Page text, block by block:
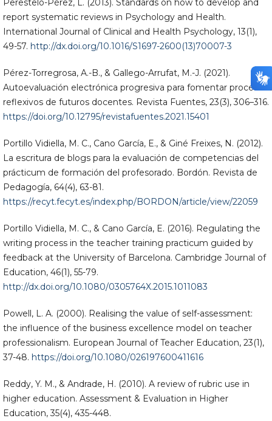
Perestelo-Pérez, L. (2013). Standards on how to develop and
report systematic reviews in Psychology and Health.
International Journal of Clinical and Health Psychology, 13(1),
49-57. http://dx.doi.org/10.1016/S1697-2600(13)70007-3
Pérez-Torregrosa, A.-B., & Gallego-Arrufat, M.-J. (2021).
Autoevaluación electrónica progresiva para fomentar procesos
reflexivos de futuros docentes. Revista Fuentes, 23(3), 306–316.
https://doi.org/10.12795/revistafuentes.2021.15401
Portillo Vidiella, M. C., Cano García, E., & Giné Freixes, N. (2012).
La escritura de blogs para la evaluación de competencias del
prácticum de formación del profesorado. Bordón. Revista de
Pedagogía, 64(4), 63-81.
https://recyt.fecyt.es/index.php/BORDON/article/view/22059
Portillo Vidiella, M. C., & Cano García, E. (2016). Regulating the
writing process in the teacher training practicum guided by
feedback at the University of Barcelona. Cambridge Journal of
Education, 46(1), 55-79.
http://dx.doi.org/10.1080/0305764X.2015.1011083
Powell, L. A. (2000). Realising the value of self-assessment:
the influence of the business excellence model on teacher
professionalism. European Journal of Teacher Education, 23(1),
37-48. https://doi.org/10.1080/026197600411616
Reddy, Y. M., & Andrade, H. (2010). A review of rubric use in
higher education. Assessment & Evaluation in Higher
Education, 35(4), 435-448.